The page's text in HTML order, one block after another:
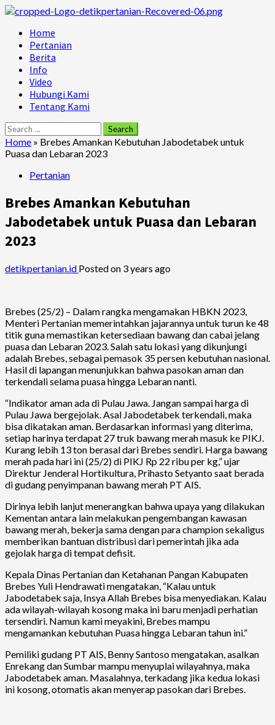
Skip
content
Primary
Menu
Home
Pertanian
Berita
Info
Video
Hubungi Kami
Tentang Kami
Search
for:
Home » Brebes Amankan Kebutuhan Jabodetabek untuk
Puasa dan Lebaran 2023
Pertanian
Brebes Amankan Kebutuhan
Jabodetabek untuk Puasa dan Lebaran
2023
detikpertanian.id Posted on 3 years ago
Brebes (25/2) – Dalam rangka mengamakan HBKN 2023,
Menteri Pertanian memerintahkan jajarannya untuk turun ke 48
titik guna memastikan ketersediaan bawang dan cabai jelang
puasa dan Lebaran 2023. Salah satu lokasi yang dikunjungi
adalah Brebes, sebagai pemasok 35 persen kebutuhan nasional.
Hasil di lapangan menunjukkan bahwa pasokan aman dan
terkendali selama puasa hingga Lebaran nanti.
“Indikator aman ada di Pulau Jawa. Jangan sampai harga di
Pulau Jawa bergejolak. Asal Jabodetabek terkendali, maka
bisa dikatakan aman. Berdasarkan informasi yang diterima,
setiap harinya terdapat 27 truk bawang merah masuk ke PIKJ.
Kurang lebih 13 ton berasal dari Brebes sendiri. Harga bawang
merah pada hari ini (25/2) di PIKJ Rp 22 ribu per kg,” ujar
Direktur Jenderal Hortikultura, Prihasto Setyanto saat berada
di gudang penyimpanan bawang merah PT AIS.
Dirinya lebih lanjut menerangkan bahwa upaya yang dilakukan
Kementan antara lain melakukan pengembangan kawasan
bawang merah, bekerja sama dengan para champion sekaligus
memberikan bantuan distribusi dari pemerintah jika ada
gejolak harga di tempat defisit.
Kepala Dinas Pertanian dan Ketahanan Pangan Kabupaten
Brebes Yuli Hendrawati mengatakan, “Kalau untuk
Jabodetabek saja, Insya Allah Brebes bisa menyediakan. Kalau
ada wilayah-wilayah kosong maka ini baru menjadi perhatian
tersendiri. Namun kami meyakini, Brebes mampu
mengamankan kebutuhan Puasa hingga Lebaran tahun ini.”
Pemiliki gudang PT AIS, Benny Santoso mengatakan, asalkan
Enrekang dan Sumbar mampu menyuplai wilayahnya, maka
Jabodetabek aman. Masalahnya, terkadang jika kedua lokasi
ini kosong, otomatis akan menyerap pasokan dari Brebes.